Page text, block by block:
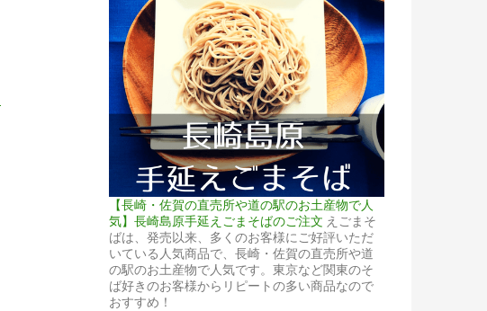
【長崎・佐賀の直売所や道の駅のお土産物で人
気】長崎島原手延えごまそばのご注文 えごまそ
ばは、発売以来、多くのお客様にご好評いただ
いている人気商品で、長崎・佐賀の直売所や道
の駅のお土産物で人気です。東京など関東のそ
ば好きのお客様からリピートの多い商品なので
おすすめ！